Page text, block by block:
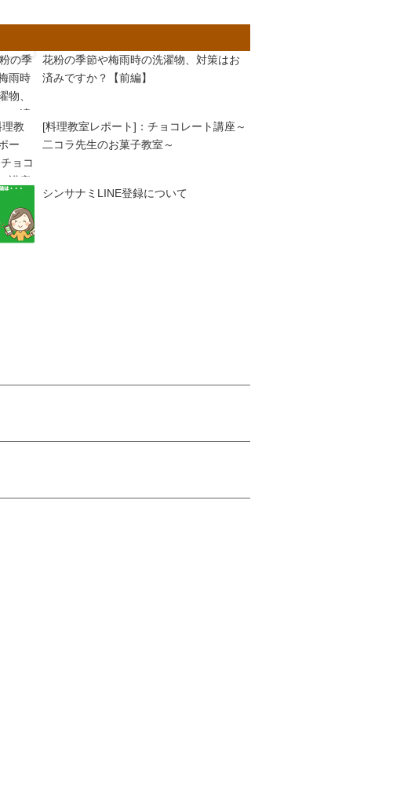
花粉の季節や梅雨時の洗濯物、対策はお
済みですか？【前編】
[料理教室レポート]：チョコレート講座～
二コラ先生のお菓子教室～
シンサナミLINE登録について